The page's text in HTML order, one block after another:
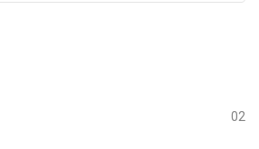
02